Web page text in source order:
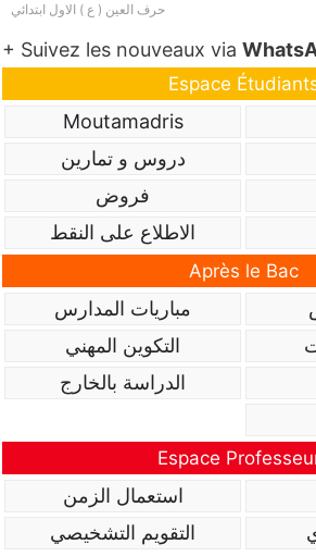
حرف العين ( ع ) الاول ابتدائي
+ Suivez les nouveaux via
Espace
Moutamadris
دروس و تمارين
فروض
الاطلاع على النقط
Après le Bac
مباريات المدارس
التكوين المهني
الدراسة بالخارج
Espace
استعمال الزمن
التقويم التشخيصي